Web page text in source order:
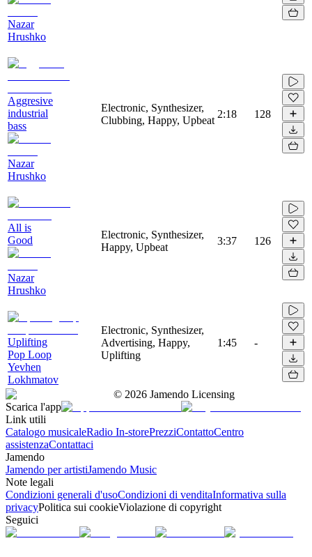
Nazar
Hrushko
Aggresive
industrial
bass
Nazar
Hrushko
Electronic, Synthesizer,
Clubbing, Happy, Upbeat
2:18 128
All is
Good
Nazar
Hrushko
Electronic, Synthesizer,
Happy, Upbeat
3:37 126
Uplifting
Pop Loop
Yevhen
Lokhmatov
Electronic, Synthesizer,
Advertising, Happy,
Uplifting
1:45 -
© 2026 Jamendo Licensing
Scarica l'app
Link utili
Catalogo musicaleRadio In-storePrezziContattoCentro
assistenzaContattaci
Jamendo
Jamendo per artistiJamendo Music
Note legali
Condizioni generali d'usoCondizioni di venditaInformativa sulla
privacyPolitica sui cookieViolazione di copyright
Seguici